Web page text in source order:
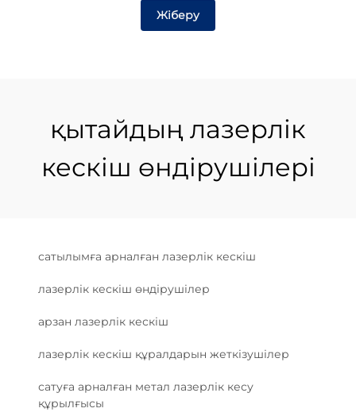
Жіберу
қытайдың лазерлік
кескіш өндірушілері
сатылымға арналған лазерлік кескіш
лазерлік кескіш өндірушілер
арзан лазерлік кескіш
лазерлік кескіш құралдарын жеткізушілер
сатуға арналған метал лазерлік кесу
құрылғысы